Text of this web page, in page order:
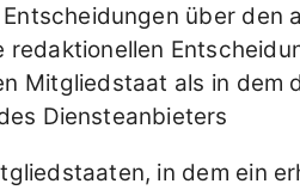
über den
Mitgliedstaat als in dem
Diensteanbieters
in dem ein